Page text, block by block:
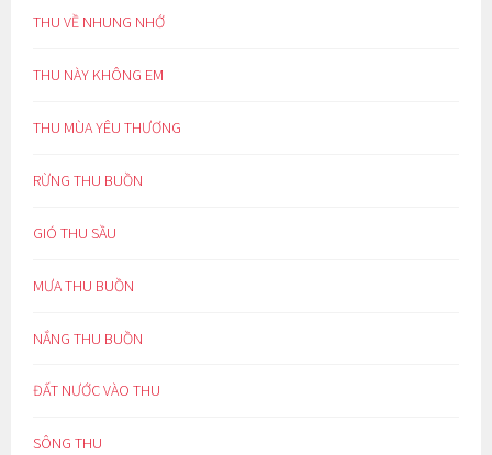
THU VỀ NHUNG NHỚ
THU NÀY KHÔNG EM
THU MÙA YÊU THƯƠNG
RỪNG THU BUỒN
GIÓ THU SẦU
MƯA THU BUỒN
NẮNG THU BUỒN
ĐẤT NƯỚC VÀO THU
SÔNG THU